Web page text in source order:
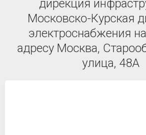
дирекция
Московско-Курская
электроснабжения
адресу Москва,
улица, 48А